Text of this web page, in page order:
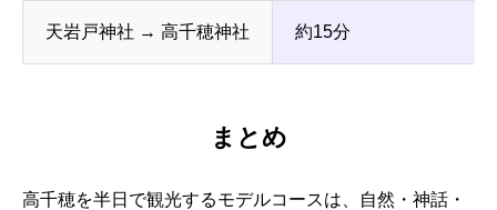
天岩戸神社 → 高千穂神社 約15分
まとめ
高千穂を半日で観光するモデルコースは、自然・神話・